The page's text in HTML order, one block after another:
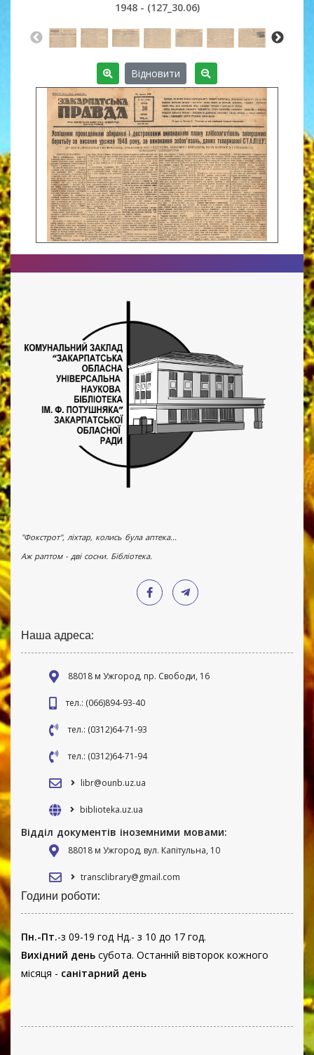
1948 - (127_30.06)
Відновити
"Фокстрот", ліхтар, колись була аптека...
Аж раптом - дві сосни. Бібліотека.
Наша адреса:
88018 м Ужгород, пр. Свободи, 16
тел.: (066)894-93-40
тел.: (0312)64-71-93
тел.: (0312)64-71-94
libr@ounb.uz.ua
biblioteka.uz.ua
Відділ документів іноземними мовами:
88018 м Ужгород, вул. Капітульна, 10
transclibrary@gmail.com
Години роботи:
Пн.-Пт.-з 09-19 год Нд.- з 10 до 17 год.
Вихідний день субота. Останній вівторок кожного
місяця - санітарний день